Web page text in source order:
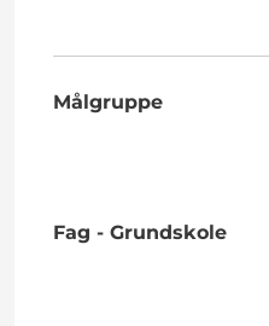
Målgruppe
Fag - Grundskole